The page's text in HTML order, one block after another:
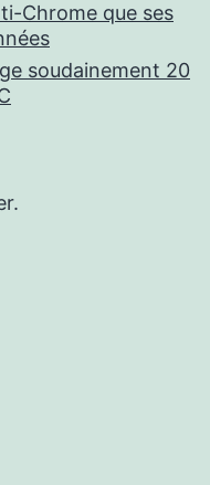
Chrome que ses
soudainement 20